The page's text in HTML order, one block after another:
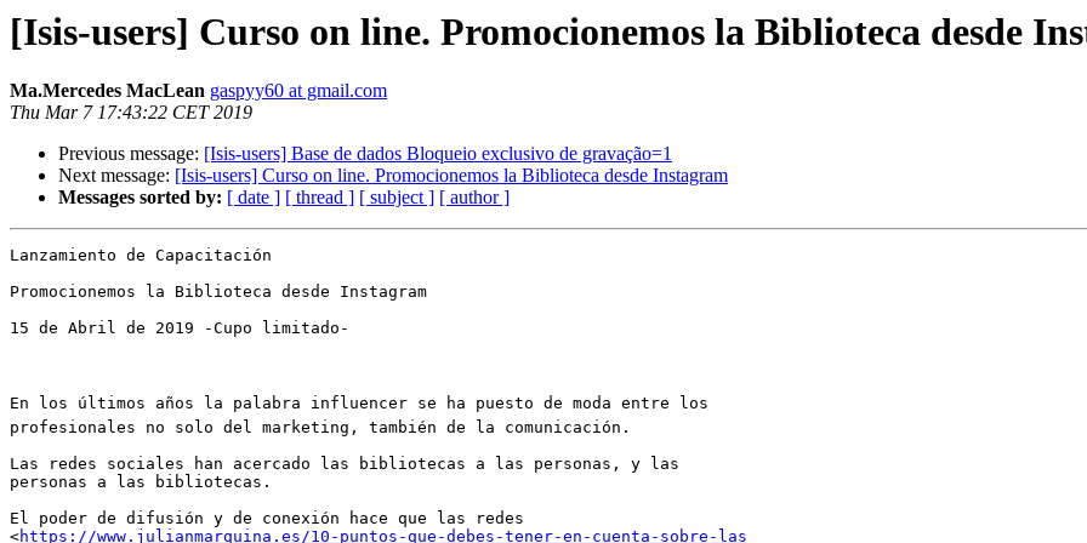
[Isis-users] Curso on line. Promocionemos la Biblioteca desde
Ma.Mercedes MacLean gaspyy60 at gmail.com
Thu Mar 7 17:43:22 CET 2019
Previous message: [Isis-users] Base de dados Bloqueio exclusivo de gravação=1
Next message: [Isis-users] Curso on line. Promocionemos la Biblioteca desde Instagram
Messages sorted by: [ date ] [ thread ] [ subject ] [ author ]
Lanzamiento de Capacitación
Promocionemos la Biblioteca desde Instagram
15 de Abril de 2019 -Cupo limitado-
En los últimos años la palabra influencer se ha puesto de moda entre los
profesionales no solo del marketing, también de la comunicación.
Las redes sociales han acercado las bibliotecas a las personas, y las
personas a las bibliotecas.
El poder de difusión y de conexión hace que las redes
<https://www.julianmarquina.es/10-puntos-que-debes-tener-en-cuenta-sobre-las